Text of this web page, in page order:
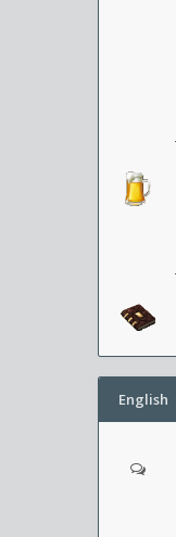
English